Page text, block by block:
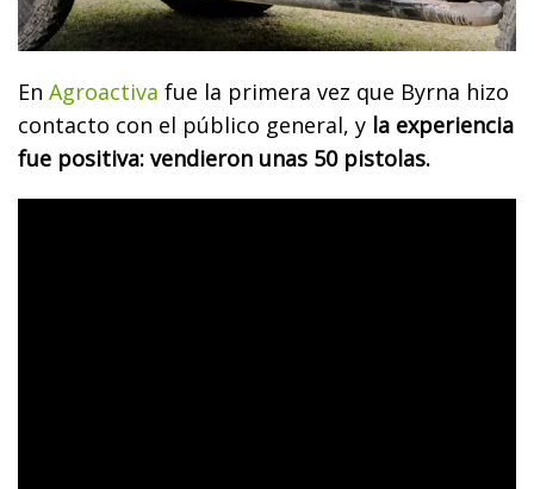
En Agroactiva fue la primera vez que Byrna hizo
contacto con el público general, y la experiencia
fue positiva: vendieron unas 50 pistolas.